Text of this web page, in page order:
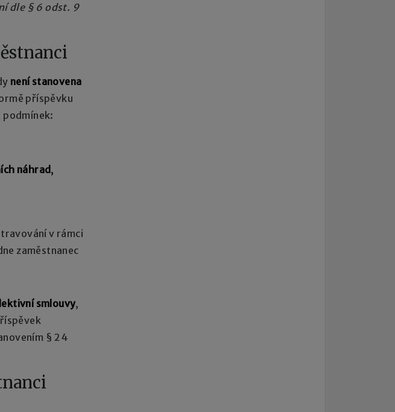
dle § 6 odst. 9
není stanovena
příspěvku
náhrad,
v rámci
zaměstnanec
smlouvy,
§ 24